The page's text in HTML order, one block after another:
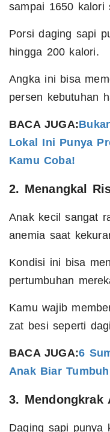
sampai 1650 kalori
Porsi daging sapi
hingga 200 kalori.
Angka ini bisa
persen kebutuhan
BACA JUGA:
Lokal Ini Punya
Kamu Coba!
2. Menangkal
Anak kecil sangat
anemia saat
Kondisi ini bisa
pertumbuhan
Kamu wajib
zat besi seperti
BACA JUGA:6
Anak Biar
3. Mendongkrak
Daging sapi punya